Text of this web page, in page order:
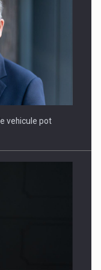
ACADEMIC
benzinariile RO…
vehicule pot